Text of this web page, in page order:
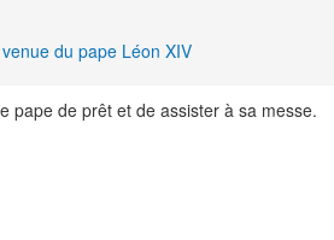
du pape Léon XIV
pape de prêt et de assister à sa messe.